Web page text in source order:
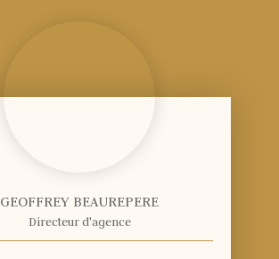
GEOFFREY BEAUREPERE
Directeur d'agence